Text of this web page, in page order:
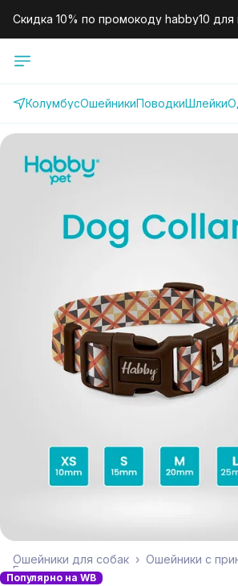
Скидка 10% по промокоду habby10 для
КолумбусОшейникиПоводкиШлейки
Ошейники с
Ошейники для собак ›
Главная ›
Популярно на WB